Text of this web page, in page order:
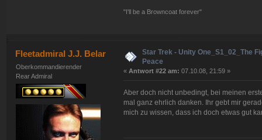
"I'll be a Browncoat forever"
Fleetadmiral J.J. Belar
Oberkommandierender
Rear Admiral
Star Trek - Unity One_S1_02_The
Peace
« Antwort #22 am: 07.10.08, 21:59 »
Aber doch nicht unbedingt, bei meinen
mal ganz ehrlich danken. Ihr gebt mir
mich zu wissen, dass ich doch etwas gut